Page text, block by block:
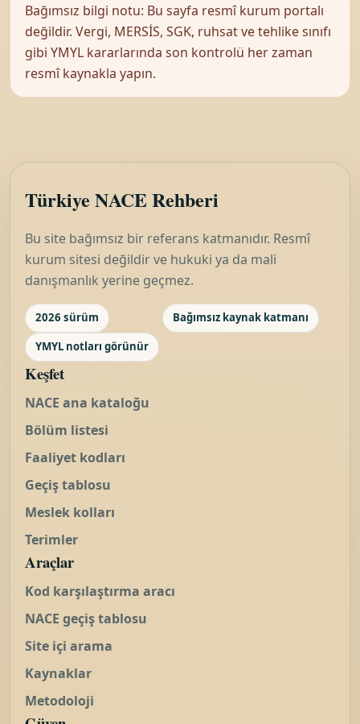
Bağımsız bilgi notu: Bu sayfa resmî kurum portalı
değildir. Vergi, MERSİS, SGK, ruhsat ve tehlike sınıfı
gibi YMYL kararlarında son kontrolü her zaman
resmî kaynakla yapın.
Türkiye NACE Rehberi
Bu site bağımsız bir referans katmanıdır. Resmî
kurum sitesi değildir ve hukuki ya da mali
danışmanlık yerine geçmez.
2026 sürüm
Bağımsız kaynak katmanı
YMYL notları görünür
Keşfet
NACE ana kataloğu
Bölüm listesi
Faaliyet kodları
Geçiş tablosu
Meslek kolları
Terimler
Araçlar
Kod karşılaştırma aracı
NACE geçiş tablosu
Site içi arama
Kaynaklar
Metodoloji